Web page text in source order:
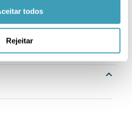
todos
Rejeitar